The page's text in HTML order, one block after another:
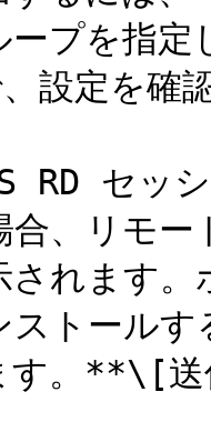
プを指定
設定を
RD セッ
合、リモ
されます
ストール
す。**\[